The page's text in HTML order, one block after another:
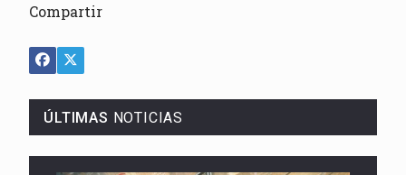
Compartir
ÚLTIMAS NOTICIAS